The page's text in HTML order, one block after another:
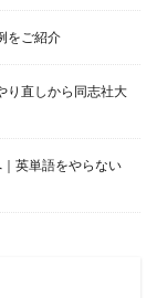
をご紹介
直しから同志社大
英単語をやらない